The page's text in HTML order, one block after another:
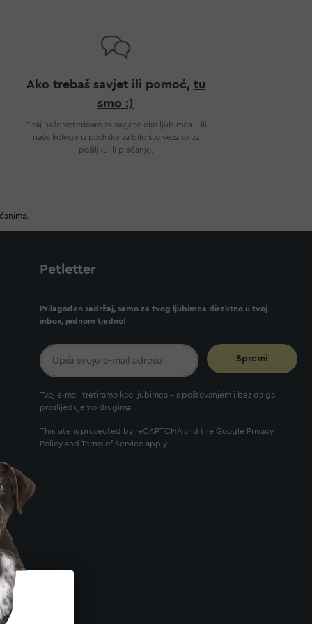
Ako trebaš savjet ili pomoć, tu
smo :)
Pitaj naše veterinare za savjete oko ljubimca... Ili
naše kolege iz podrške za bilo što vezano uz
pošiljku ili plaćanje.
Petletter
Prilagođen sadržaj, samo za tvog ljubimca direktno u tvoj
inbox, jednom tjedno!
Spremi
Tvoj e-mail tretiramo kao ljubimca - s poštovanjem i bez da ga
proslijeđujemo drugima.
This site is protected by reCAPTCHA and the Google Privacy
Policy and Terms of Service apply.